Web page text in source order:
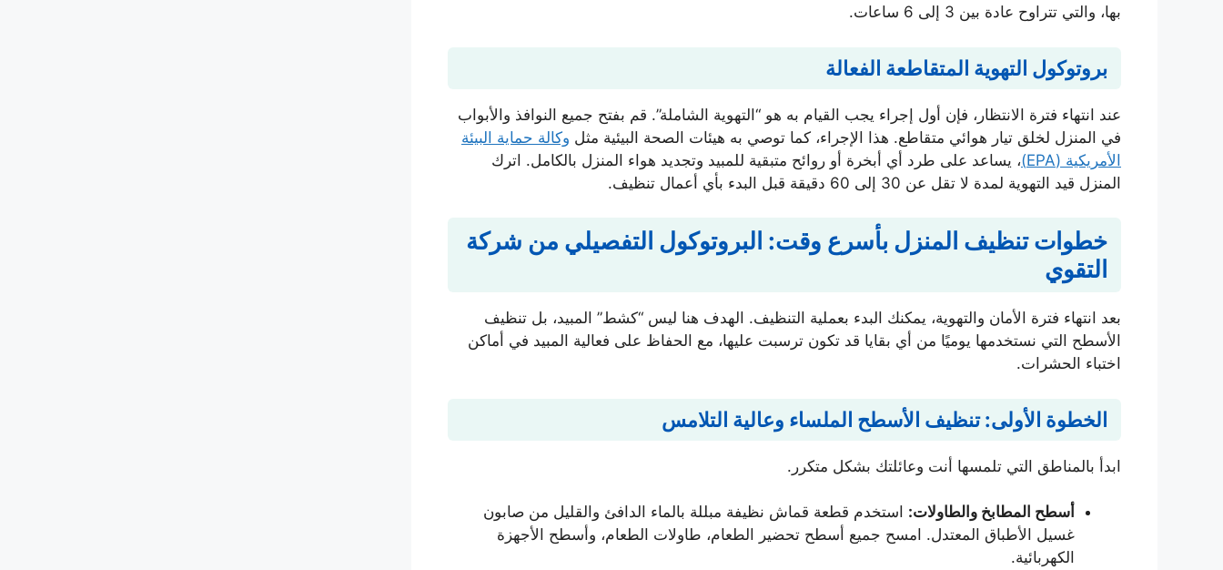
بها، والتي تتراوح عادة بين 3 إلى 6 ساعات.
بروتوكول التهوية المتقاطعة الفعالة
عند انتهاء فترة الانتظار، فإن أول إجراء يجب القيام به هو “التهوية الشاملة”. قم بفتح جميع النوافذ والأبواب
في المنزل لخلق تيار هوائي متقاطع. هذا الإجراء، كما توصي به هيئات الصحة البيئية مثل وكالة حماية البيئة
الأمريكية (EPA)
، يساعد على طرد أي أبخرة أو روائح متبقية للمبيد وتجديد هواء المنزل بالكامل. اترك
المنزل قيد التهوية لمدة لا تقل عن 30 إلى 60 دقيقة قبل البدء بأي أعمال تنظيف.
خطوات تنظيف المنزل بأسرع وقت: البروتوكول التفصيلي من شركة
التقوي
بعد انتهاء فترة الأمان والتهوية، يمكنك البدء بعملية التنظيف. الهدف هنا ليس “كشط” المبيد، بل تنظيف
الأسطح التي نستخدمها يوميًا من أي بقايا قد تكون ترسبت عليها، مع الحفاظ على فعالية المبيد في أماكن
اختباء الحشرات.
الخطوة الأولى: تنظيف الأسطح الملساء وعالية التلامس
ابدأ بالمناطق التي تلمسها أنت وعائلتك بشكل متكرر.
أسطح المطابخ والطاولات: استخدم قطعة قماش نظيفة مبللة بالماء الدافئ والقليل من صابون
غسيل الأطباق المعتدل. امسح جميع أسطح تحضير الطعام، طاولات الطعام، وأسطح الأجهزة
الكهربائية.